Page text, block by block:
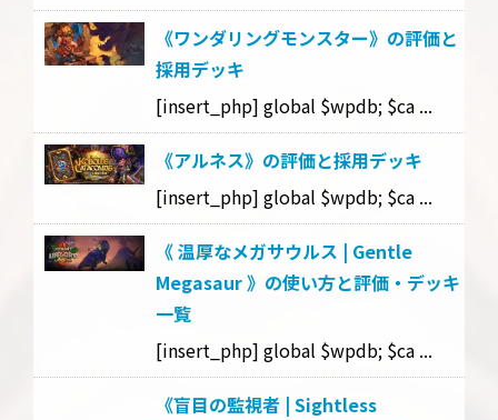
《ワンダリングモンスター》の評価と
採用デッキ
[insert_php] global $wpdb; $ca ...
《アルネス》の評価と採用デッキ
[insert_php] global $wpdb; $ca ...
《 温厚なメガサウルス | Gentle
Megasaur 》の使い方と評価・デッキ
一覧
[insert_php] global $wpdb; $ca ...
《盲目の監視者 | Sightless